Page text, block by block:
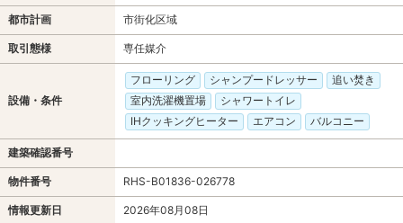
都市計画 市街化区域
取引態様 専任媒介
設備・条件
フローリング シャンプードレッサー
追い焚き
室内洗濯機置場
シャワートイレ
IHクッキングヒーター
エアコン バルコニー
建築確認番号
物件番号 RHS-B01836-026778
情報更新日 2026年08月08日